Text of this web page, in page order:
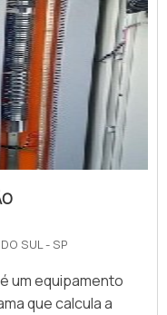
SUL - SP
um equipamento
que calcula a